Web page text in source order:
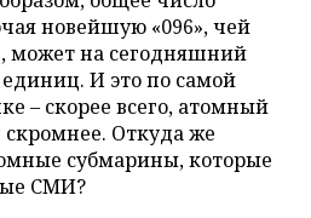
новейшую «096», чей
может на сегодняшний
И это по самой
– скорее всего, атомный
Откуда же
субмарины, которые
СМИ?